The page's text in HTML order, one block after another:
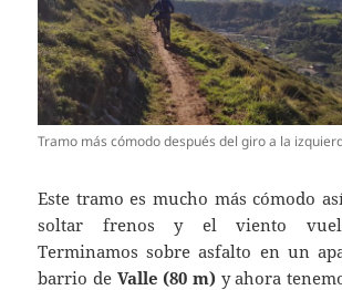
Tramo más cómodo después del giro a la
Este tramo es mucho más cómodo
soltar frenos y el viento
Terminamos sobre asfalto en un
barrio de Valle (80 m)y ahora